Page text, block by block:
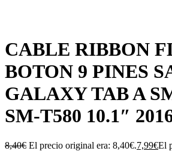
CABLE RIBBON
BOTON 9 PINES
GALAXY TAB A
SM-T580 10.1″
8,40€ El precio original era: 8,40€.7,99€El